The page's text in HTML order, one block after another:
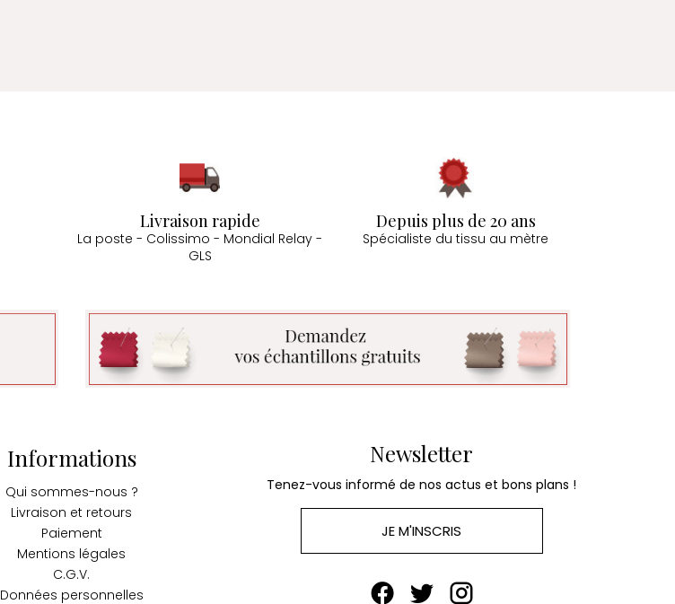
Livraison rapide
La poste - Colissimo - Mondial Relay -
GLS
Depuis plus de 20 ans
Spécialiste du tissu au mètre
Informations
Qui sommes-nous ?
Livraison et retours
Paiement
Mentions légales
C.G.V.
Données personnelles
Newsletter
Tenez-vous informé de nos actus et bons plans !
JE M'INSCRIS